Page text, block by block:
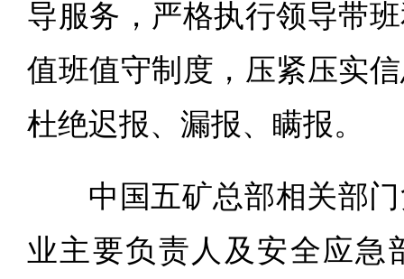
导服务，严格执行领导带
值班值守制度，压紧压实
杜绝迟报、漏报、瞒报。
中国五矿总部相关部
业主要负责人及安全应急